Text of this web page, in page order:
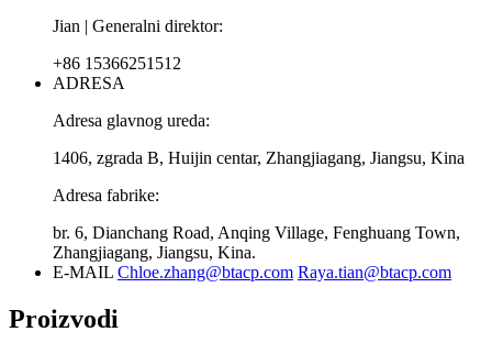
Jian | Generalni direktor:
+86 15366251512
ADRESA
Adresa glavnog ureda:
1406, zgrada B, Huijin centar, Zhangjiagang, Jiangsu, Kina
Adresa fabrike:
br. 6, Dianchang Road, Anqing Village, Fenghuang Town,
Zhangjiagang, Jiangsu, Kina.
E-MAIL Chloe.zhang@btacp.com Raya.tian@btacp.com
Proizvodi